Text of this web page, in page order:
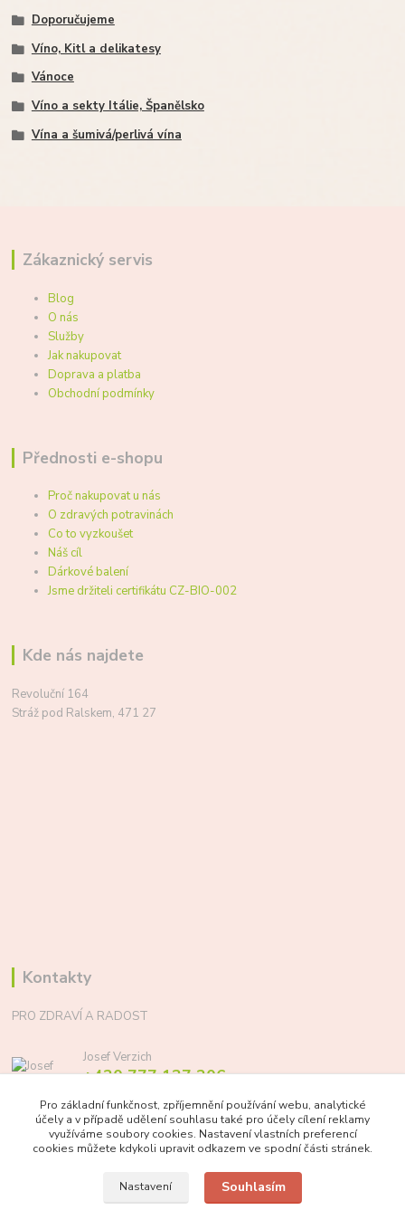
Doporučujeme
Víno, Kitl a delikatesy
Vánoce
Víno a sekty Itálie, Španělsko
Vína a šumivá/perlivá vína
Zákaznický servis
Blog
O nás
Služby
Jak nakupovat
Doprava a platba
Obchodní podmínky
Přednosti e-shopu
Proč nakupovat u nás
O zdravých potravinách
Co to vyzkoušet
Náš cíl
Dárkové balení
Jsme držiteli certifikátu CZ-BIO-002
Kde nás najdete
Revoluční 164
Stráž pod Ralskem, 471 27
Kontakty
PRO ZDRAVÍ A RADOST
Josef Verzich
+420 777 137 206
info@prozdraviaradost.cz
Pro základní funkčnost, zpříjemnění používání webu, analytické
účely a v případě udělení souhlasu také pro účely cílení reklamy
využíváme soubory cookies. Nastavení vlastních preferencí
cookies můžete kdykoli upravit odkazem ve spodní části stránek.
Nastavení Souhlasím